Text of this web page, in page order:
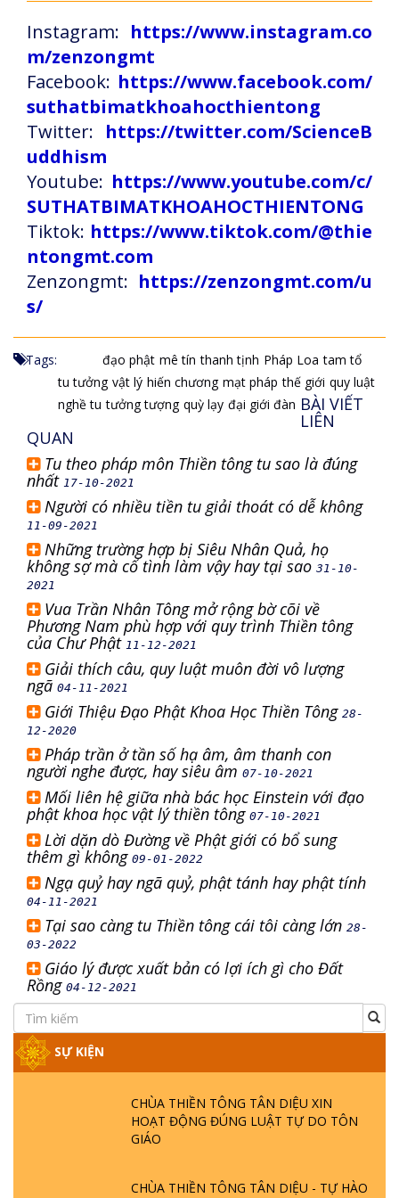
Instagram: https://www.instagram.co
m/zenzongmt
Facebook: https://www.facebook.com/
suthatbimatkhoahocthientong
Twitter: https://twitter.com/ScienceB
uddhism
Youtube: https://www.youtube.com/c/
SUTHATBIMATKHOAHOCTHIENTONG
Tiktok: https://www.tiktok.com/@thie
ntongmt.com
Zenzongmt: https://zenzongmt.com/u
s/
Tags: đạo phật mê tín thanh tịnh Pháp Loa tam tổ
tu tưởng vật lý hiến chương mạt pháp thế giới quy luật
nghề tu tưởng tượng quỳ lạy đại giới đàn BÀI VIẾT
LIÊN
QUAN
Tu theo pháp môn Thiền tông tu sao là đúng
nhất 17-10-2021
Người có nhiều tiền tu giải thoát có dễ không
11-09-2021
Những trường hợp bị Siêu Nhân Quả, họ
không sợ mà cố tình làm vậy hay tại sao 31-10-
2021
Vua Trần Nhân Tông mở rộng bờ cõi về
Phương Nam phù hợp với quy trình Thiền tông
của Chư Phật11-12-2021
Giải thích câu, quy luật muôn đời vô lượng
ngã 04-11-2021
Giới Thiệu Đạo Phật Khoa Học Thiền Tông 28-
12-2020
Pháp trần ở tần số hạ âm, âm thanh con
người nghe được, hay siêu âm 07-10-2021
Mối liên hệ giữa nhà bác học Einstein với đạo
phật khoa học vật lý thiền tông 07-10-2021
Lời dặn dò Đường về Phật giới có bổ sung
thêm gì không 09-01-2022
Ngạ quỷ hay ngã quỷ, phật tánh hay phật tính
04-11-2021
Tại sao càng tu Thiền tông cái tôi càng lớn 28-
03-2022
Giáo lý được xuất bản có lợi ích gì cho Đất
Rồng 04-12-2021
SỰ KIỆN
CHÙA THIỀN TÔNG TÂN DIỆU XIN
HOẠT ĐỘNG ĐÚNG LUẬT TỰ DO TÔN
GIÁO
CHÙA THIỀN TÔNG TÂN DIỆU - TỰ HÀO